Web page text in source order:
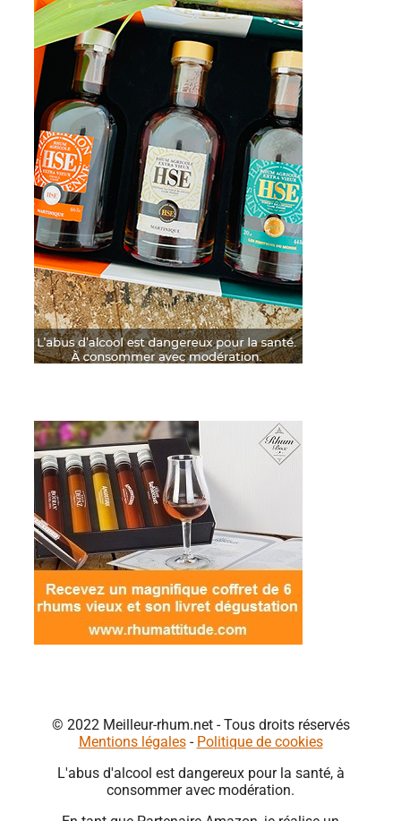
© 2022 Meilleur-rhum.net - Tous droits réservés
Mentions légales- Politique de cookies
L'abus d'alcool est dangereux pour la santé, à
consommer avec modération.